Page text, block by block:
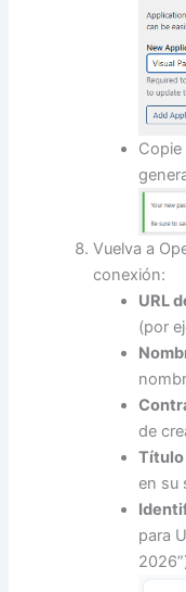
Vuelva a
conexión:
URL
(por
de
Título
en su
para